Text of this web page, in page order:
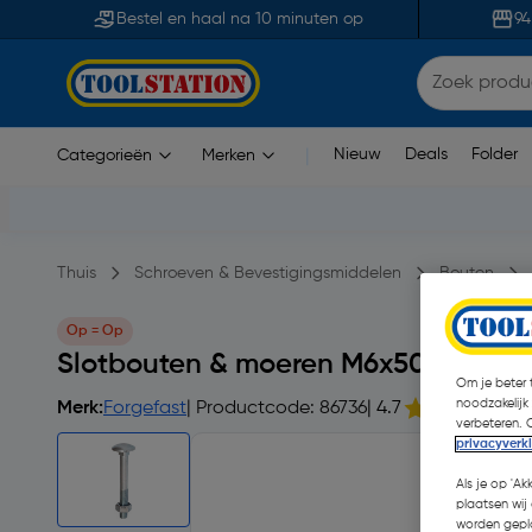
Bestel en haal na 10 minuten op
Categorieën Merken Nieuw Deals Folder
Thuis Schroeven & Bevestigingsmiddelen Bouten
Op = Op
Slotbouten & moeren M6x50mm
Merk:Forgefast | Productcode: 86736 | 4.7
Om je beter
verbeteren.
Als je op
plaatsen wij
worden